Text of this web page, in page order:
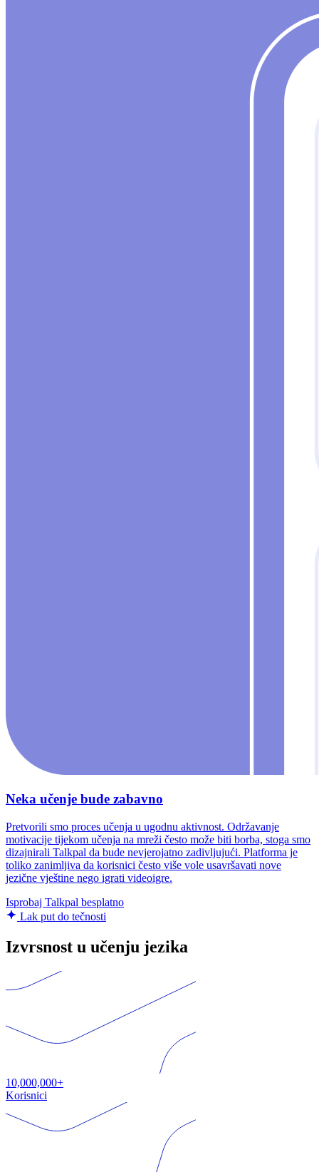
Neka učenje bude zabavno
Pretvorili smo proces učenja u ugodnu aktivnost. Održavanje
motivacije tijekom učenja na mreži često može biti borba, stoga smo
dizajnirali Talkpal da bude nevjerojatno zadivljujući. Platforma je
toliko zanimljiva da korisnici često više vole usavršavati nove
jezične vještine nego igrati videoigre.
Isprobaj Talkpal besplatno
Lak put do tečnosti
Izvrsnost u učenju jezika
10,000,000+
Korisnici